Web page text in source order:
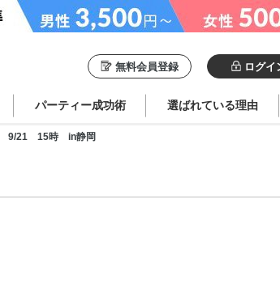
無料会員登録 ログイ
パーティー成功術 選ばれている理由
9/21 15時 in静岡